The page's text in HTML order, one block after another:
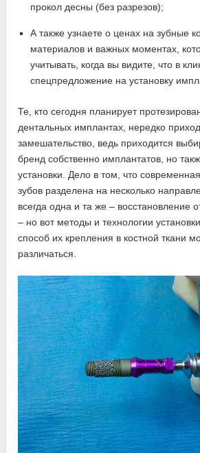
прокол десны (без разрезов);
А также узнаете о ценах на зубные
материалов и важных моментах,
учитывать, когда вы видите, что в
спецпредложение на установку
Те, кто сегодня планирует
дентальных имплантах, нередко
замешательство, ведь приходится
бренд собственно имплантатов, но
установки. Дело в том, что
зубов разделена на несколько
всегда одна и та же – восстановление
– но вот методы и технологии
способ их крепления в костной ткани
различаться.